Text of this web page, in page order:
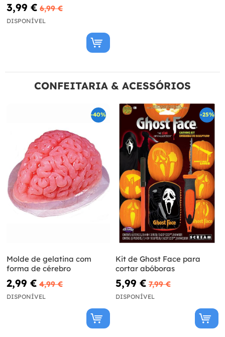
3,99 € 6,99 €
DISPONÍVEL
CONFEITARIA & ACESSÓRIOS
-40%
Molde de gelatina com
forma de cérebro
2,99 € 4,99 €
DISPONÍVEL
-25%
Kit de Ghost Face para
cortar abóboras
5,99 € 7,99 €
DISPONÍVEL